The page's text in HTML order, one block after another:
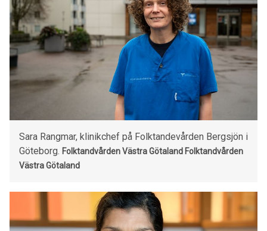
Sara Rangmar, klinikchef på Folktandevården Bergsjön i
Göteborg. Folktandvården Västra Götaland Folktandvården
Västra Götaland